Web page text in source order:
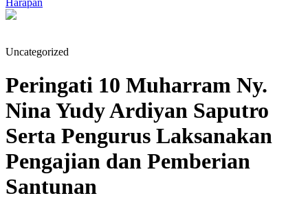
Harapan
Uncategorized
Peringati 10 Muharram Ny.
Nina Yudy Ardiyan Saputro
Serta Pengurus Laksanakan
Pengajian dan Pemberian
Santunan